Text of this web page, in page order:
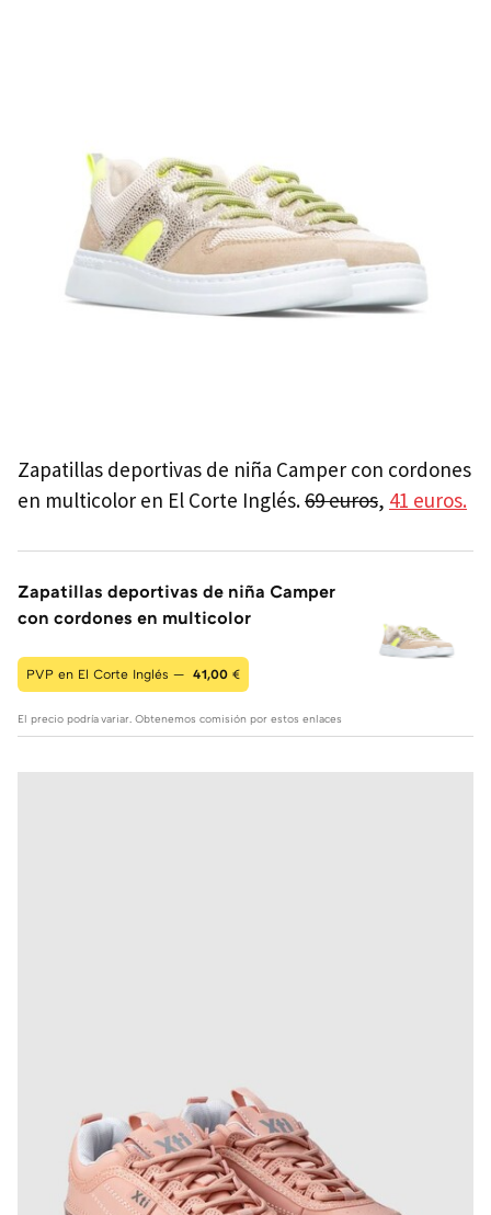
Zapatillas deportivas de niña Camper con cordones
en multicolor en El Corte Inglés.69 euros, 41 euros.
Zapatillas deportivas de niña Camper
con cordones en multicolor
PVP en El Corte Inglés — 41,00 €
El precio podría variar. Obtenemos comisión por estos enlaces